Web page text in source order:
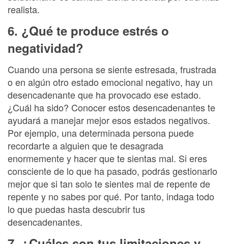
realista.
6. ¿Qué te produce estrés o
negatividad?
Cuando una persona se siente estresada, frustrada
o en algún otro estado emocional negativo, hay un
desencadenante que ha provocado ese estado.
¿Cuál ha sido? Conocer estos desencadenantes te
ayudará a manejar mejor esos estados negativos.
Por ejemplo, una determinada persona puede
recordarte a alguien que te desagrada
enormemente y hacer que te sientas mal. Si eres
consciente de lo que ha pasado, podrás gestionarlo
mejor que si tan solo te sientes mal de repente de
repente y no sabes por qué. Por tanto, indaga todo
lo que puedas hasta descubrir tus
desencadenantes.